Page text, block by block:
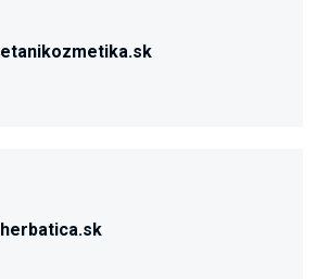
etanikozmetika.sk
herbatica.sk